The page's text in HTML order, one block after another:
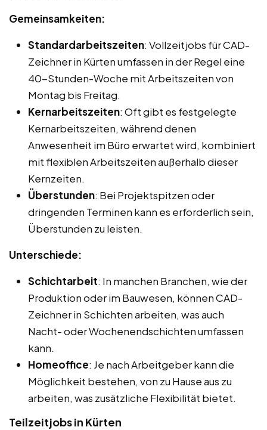
Gemeinsamkeiten:
Standardarbeitszeiten: Vollzeitjobs für CAD-
Zeichner in Kürten umfassen in der Regel eine
40-Stunden-Woche mit Arbeitszeiten von
Montag bis Freitag.
Kernarbeitszeiten: Oft gibt es festgelegte
Kernarbeitszeiten, während denen
Anwesenheit im Büro erwartet wird, kombiniert
mit flexiblen Arbeitszeiten außerhalb dieser
Kernzeiten.
Überstunden: Bei Projektspitzen oder
dringenden Terminen kann es erforderlich sein,
Überstunden zu leisten.
Unterschiede:
Schichtarbeit: In manchen Branchen, wie der
Produktion oder im Bauwesen, können CAD-
Zeichner in Schichten arbeiten, was auch
Nacht- oder Wochenendschichten umfassen
kann.
Homeoffice: Je nach Arbeitgeber kann die
Möglichkeit bestehen, von zu Hause aus zu
arbeiten, was zusätzliche Flexibilität bietet.
Teilzeitjobs in Kürten